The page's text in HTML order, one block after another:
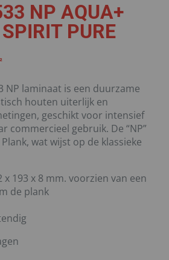
NP AQUA+
PURE
NP laminaat is een duurzame
houten uiterlijk en
geschikt voor intensief
commercieel gebruik. De “NP”
wat wijst op de klassieke
x 193 x 8 mm. voorzien van een
de plank